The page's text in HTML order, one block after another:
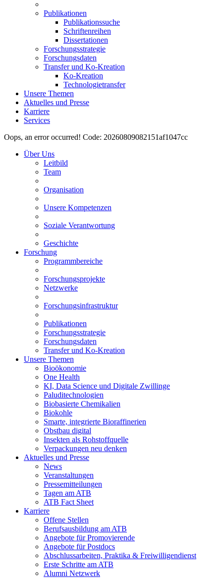
Publikationen
Publikationssuche
Schriftenreihen
Dissertationen
Forschungsstrategie
Forschungsdaten
Transfer und Ko-Kreation
Ko-Kreation
Technologietransfer
Unsere Themen
Aktuelles und Presse
Karriere
Services
Oops, an error occurred! Code: 20260809082151af1047cc
Über Uns
Leitbild
Team
Organisation
Unsere Kompetenzen
Soziale Verantwortung
Geschichte
Forschung
Programmbereiche
Forschungsprojekte
Netzwerke
Forschungsinfrastruktur
Publikationen
Forschungsstrategie
Forschungsdaten
Transfer und Ko-Kreation
Unsere Themen
Bioökonomie
One Health
KI, Data Science und Digitale Zwillinge
Paluditechnologien
Biobasierte Chemikalien
Biokohle
Smarte, integrierte Bioraffinerien
Obstbau digital
Insekten als Rohstoffquelle
Verpackungen neu denken
Aktuelles und Presse
News
Veranstaltungen
Pressemitteilungen
Tagen am ATB
ATB Fact Sheet
Karriere
Offene Stellen
Berufsausbildung am ATB
Angebote für Promovierende
Angebote für Postdocs
Abschlussarbeiten, Praktika & Freiwilligendienst
Erste Schritte am ATB
Alumni Netzwerk